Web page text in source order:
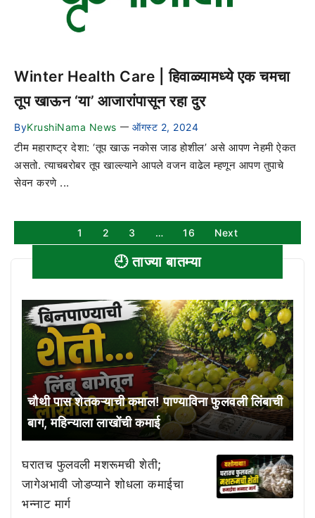
Winter Health Care | हिवाळ्यामध्ये एक चमचा
तूप खाऊन ‘या’ आजारांपासून रहा दुर
ByKrushiNama News — ऑगस्ट 2, 2024
टीम महाराष्ट्र देशा: ‘तूप खाऊ नकोस जाड होशील’ असे आपण नेहमी ऐकत
असतो. त्याचबरोबर तूप खाल्ल्याने आपले वजन वाढेल म्हणून आपण तुपाचे
सेवन करणे ...
1 2 3 … 16 Next
🕘 ताज्या बातम्या
चौथी पास शेतकऱ्याची कमाल! पाण्याविना फुलवली लिंबाची
बाग, महिन्याला लाखोंची कमाई
घरातच फुलवली मशरूमची शेती;
जागेअभावी जोडप्याने शोधला कमाईचा
भन्नाट मार्ग